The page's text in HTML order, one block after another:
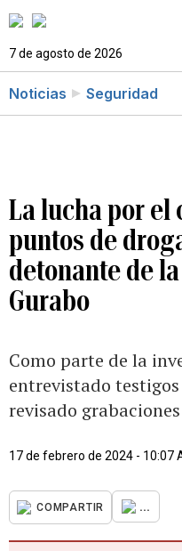
7 de agosto de 2026
Noticias Seguridad
La lucha por el
puntos de
detonante de
Gurabo
Como parte de la
entrevistado
revisado
17 de febrero de 2024 - 10:07
COMPARTIR ...